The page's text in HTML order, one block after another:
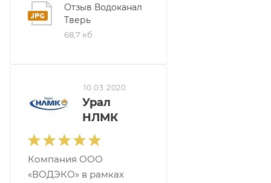
Отзыв Водоканал
Тверь
68,7 кб
10.03.2020
Урал
НЛМК
Компания ООО
«ВОДЭКО» в рамках